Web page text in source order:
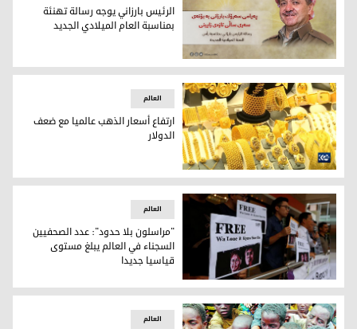
الرئيس بارزاني يوجه رسالة تهنئة بمناسبة العام الميلادي
الرئيس بارزاني يوجه رسالة تهنئة
بمناسبة العام الميلادي الجديد
ارتفاع أسعار الذهب عالميا مع ضعف الدولار
العالم
ارتفاع أسعار الذهب عالميا مع ضعف
الدولار
"مراسلون بلا حدود": عدد الصحفيين السجناء في العالم يبلغ
العالم
"مراسلون بلا حدود": عدد الصحفيين
السجناء في العالم يبلغ مستوى
قياسيا جديدا
العالم